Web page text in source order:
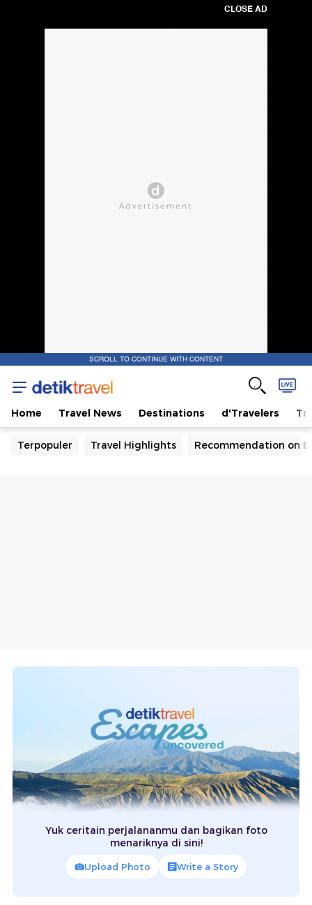
CLOSE AD
SCROLL TO CONTINUE WITH CONTENT
Home Travel News Destinations d'Travelers
Terpopuler Travel Highlights Recommendation on
Yuk ceritain perjalananmu dan bagikan foto
menariknya di sini!
Upload Photo Write a Story